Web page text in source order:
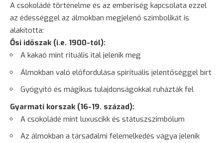
A csokoládé történelme és az emberiség kapcsolata ezzel
az édességgel az álmokban megjelenő szimbolikát is
alakította:
Ősi időszak (i.e. 1900-tól):
A kakaó mint rituális ital jelenik meg
Álmokban való előfordulása spirituális jelentőséggel bírt
Gyógyító és mágikus tulajdonságokkal ruházták fel
Gyarmati korszak (16-19. század):
A csokoládé mint luxuscikk és státuszszimbólum
Az álmokban a társadalmi felemelkedés vágya jelenik